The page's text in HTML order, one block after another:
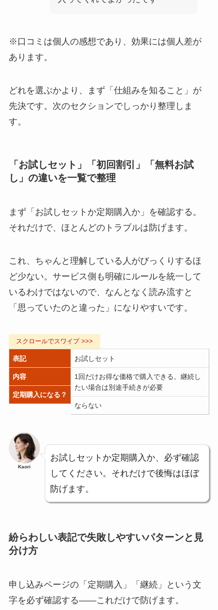
※口コミは個人の感想であり、効果には個人差が
あります。
どれを選ぶかより、まず「仕組みを知ること」が
先決です。次のセクションでしっかり整理しま
す。
「お試しセット」「初回割引」「無料お試
し」の違いを一覧で整理
まず「お試しセットか定期購入か」を確認する。
それだけで、ほとんどのトラブルは防げます。
これ、ちゃんと理解している人がびっくりするほ
ど少ない。サービス側も明確にルールを統一して
いるわけではないので、なんとなく読み流すと
「思っていたのと違った」になりやすいです。
表記
内容
定期購入になる？
お試しセット
1回だけお得な価格で購入できる。継続し
たい場合は別途手続きが必要
ならない
Kaori
お試しセットか定期購入か、必ず確認
してください。それだけで後悔はほぼ
防げます。
紛らわしい表記で失敗しやすいパターンと見
分け方
申し込みページの「定期購入」「継続」という文
字を必ず確認する——これだけで防げます。